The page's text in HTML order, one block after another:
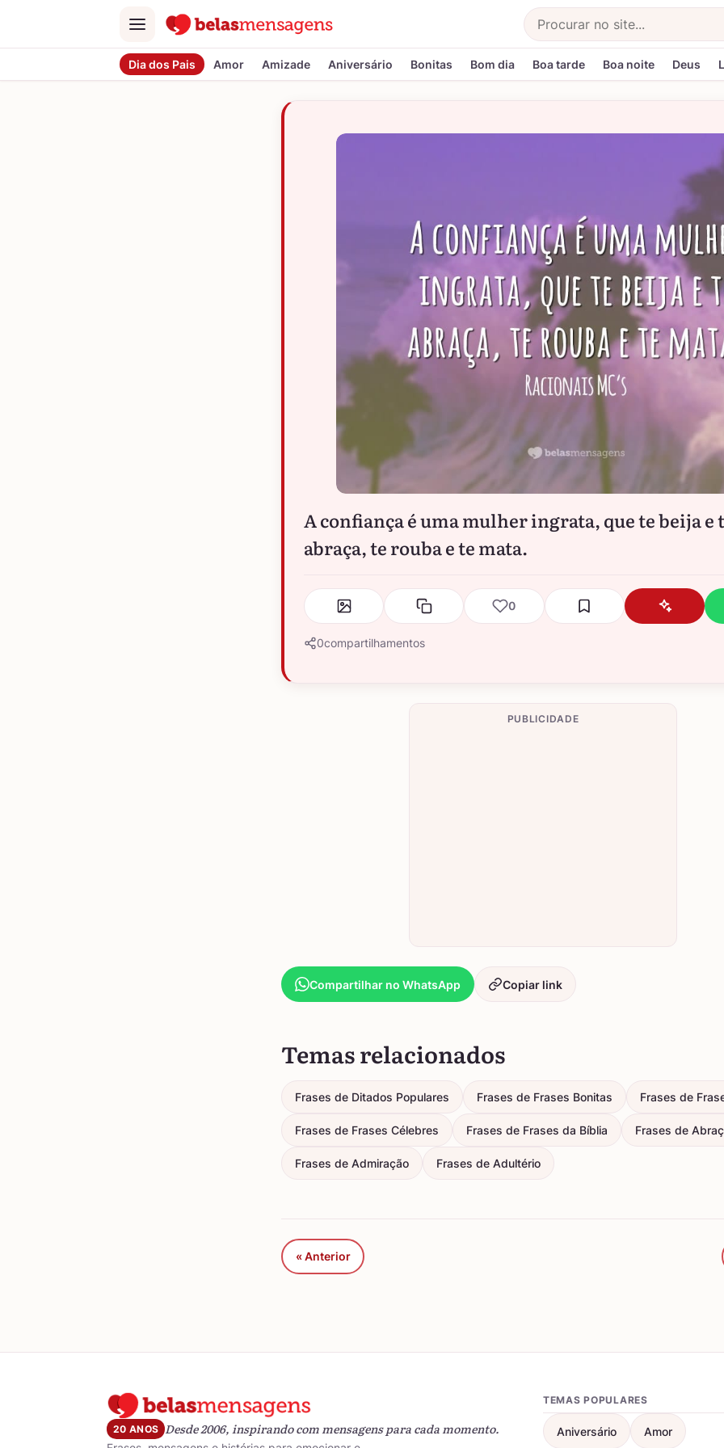
Menu
Buscar
Dia dos Pais Amor Amizade Aniversário Bonitas Bom dia Boa tarde Boa noite Deus
A confiança é uma mulher ingrata, que te beija e
abraça, te rouba e te mata.
0
0compartilhamentos
PUBLICIDADE
Compartilhar no WhatsApp Copiar link
Temas relacionados
Frases de Ditados Populares Frases de Frases Bonitas Frases de
Frases de Frases Célebres Frases de Frases da Bíblia Frases de
Frases de Admiração Frases de Adultério
« Anterior
20 ANOS Desde 2006, inspirando com mensagens para cada momento.
TEMAS POPULARES
Aniversário Amor